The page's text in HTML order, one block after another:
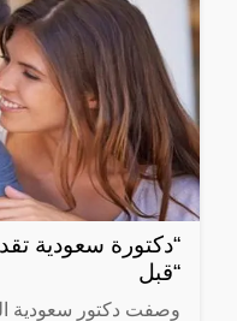
“دكتورة سعودية
“قبل
وصفت دكتور سعودية